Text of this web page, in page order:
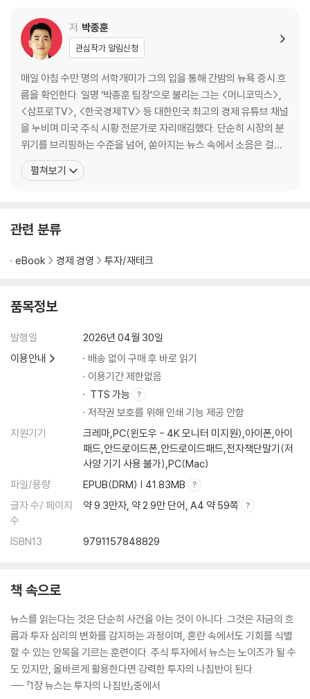
plus tips 시장을 움직이는 또 하나의 축, 오피니언 리더
3장 뉴스 속 숨은 신호를 읽어라
· 뉴스별 반응 속도가 다르다
· 주가에 정보가 선반영되는 경우
· 호재가 악재가 되는 순간
plus tips 최고 실적에도 엔비디아 주가는 왜 떨어졌을까?
4장 지금 당장 즐겨찾기 해야 할 레거시 미디어
· 모든 뉴스를 한눈에 보는 곳
· 단순한 뉴스 전달을 넘어 해석과 전망까지
· 시장 심리를 읽는 레딧의 주요 커뮤니티
· X.com 주요 계정
· 정보가 돈이 되는 X 활용법
6장 월가 투자자들이 매달 챙기는 경제지표
· 연준 기준금리: 시장을 관통하는 중심축
· 물가: PPI, CPI, PCE 지표를 읽는 법
· 경기: ISM PMI 지표를 읽는 법
· 고용: 비농업 고용지수, 실업률 지표를 읽는 법
· 소비: 소매 판매 지표를 읽는 법
· GDP: GDPNow, WEI 지표를 읽는 법
7장 연준의 생각 들여다보기
· 연준 위원들의 말과 시장의 반응
제3부 시장을 읽는 순간 성공 투자가 시작된다
8장 시장의 트렌드를 읽는 확실한 방법
· 돈의 흐름이 트렌드를 만든다
저 박종훈
관심작가 알림신청
매일 아침 수만 명의 서학개미가 그의 입을 통해 간밤의 뉴욕 증시 흐
름을 확인한다. 일명 ‘박종훈 팀장’으로 불리는 그는 <머니코믹스>,
<삼프로TV>, <한국경제TV> 등 대한민국 최고의 경제 유튜브 채널
을 누비며 미국 주식 시황 전문가로 자리매김했다. 단순히 시장의 분
위기를 브리핑하는 수준을 넘어, 쏟아지는 뉴스 속에서 소음은 걸러
내고 시그널을 찾아 전하는 투자자들의 길잡이가 되고자 한다. 숫자
보다는 계좌를 지킬 ‘본질’, 속보보다는 수익을 내는 ‘맥락’을 전하겠
펼쳐보기
관련 분류
eBook 경제 경영 투자/재테크
품목정보
발행일
2026년 04월 30일
이용안내
배송 없이 구매 후 바로 읽기
이용기간 제한없음
TTS 가능
저작권 보호를 위해 인쇄 기능 제공 안함
지원기기
크레마,PC(윈도우 - 4K 모니터 미지원),아이폰,아이
패드,안드로이드폰,안드로이드패드,전자책단말기(저
사양 기기 사용 불가),PC(Mac)
파일/용량
EPUB(DRM) | 41.83MB
글자 수/ 페이지
수
약 9.3만자, 약 2.9만 단어, A4 약 59쪽
ISBN13 9791157848829
책 속으로
뉴스를 읽는다는 것은 단순히 사건을 아는 것이 아니다. 그것은 자금의 흐
름과 투자 심리의 변화를 감지하는 과정이며, 혼란 속에서도 기회를 식별
할 수 있는 안목을 기르는 훈련이다. 주식 투자에서 뉴스는 노이즈가 될 수
도 있지만, 올바르게 활용한다면 강력한 투자의 나침반이 된다.
--- 「1장 뉴스는 투자의 나침반」중에서